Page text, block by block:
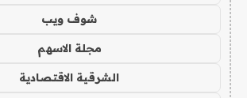
شوف ويب
مجلة الاسهم
الشرقية الاقتصادية